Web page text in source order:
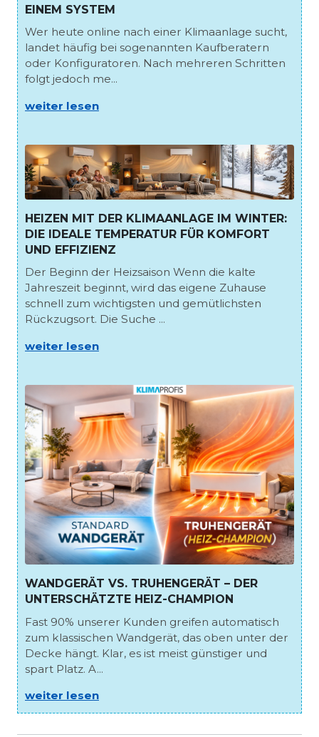
EINEM SYSTEM
Wer heute online nach einer Klimaanlage sucht,
landet häufig bei sogenannten Kaufberatern
oder Konfiguratoren. Nach mehreren Schritten
folgt jedoch me...
weiter lesen
HEIZEN MIT DER KLIMAANLAGE IM WINTER:
DIE IDEALE TEMPERATUR FÜR KOMFORT
UND EFFIZIENZ
Der Beginn der Heizsaison Wenn die kalte
Jahreszeit beginnt, wird das eigene Zuhause
schnell zum wichtigsten und gemütlichsten
Rückzugsort. Die Suche ...
weiter lesen
WANDGERÄT VS. TRUHENGERÄT – DER
UNTERSCHÄTZTE HEIZ-CHAMPION
Fast 90% unserer Kunden greifen automatisch
zum klassischen Wandgerät, das oben unter der
Decke hängt. Klar, es ist meist günstiger und
spart Platz. A...
weiter lesen